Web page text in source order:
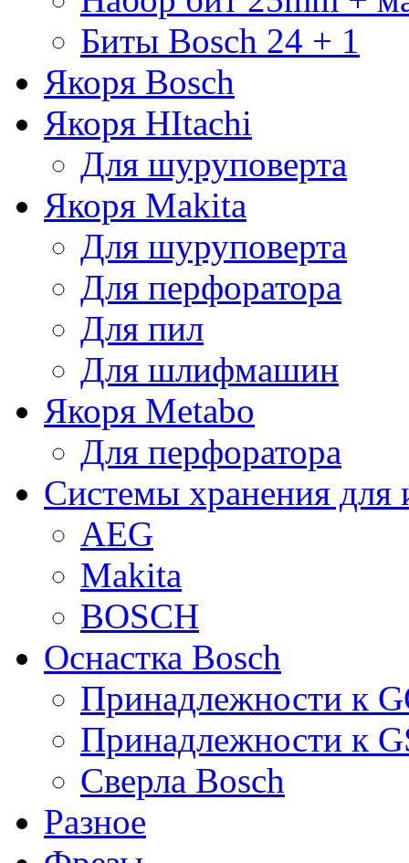
Биты Bosch 24 + 1
Якоря Bosch
Якоря HItachi
Для шуруповерта
Якоря Makita
Для шуруповерта
Для перфоратора
Для пил
Для шлифмашин
Якоря Metabo
Для перфоратора
Системы хранения для
AEG
Makita
BOSCH
Оснастка Bosch
Принадлежности к
Принадлежности к
Сверла Bosch
Разное